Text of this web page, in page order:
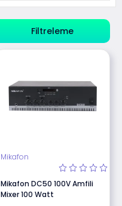
Filtreleme
Mikafon
Mikafon DC50 100V Amfili
Mixer 100 Watt